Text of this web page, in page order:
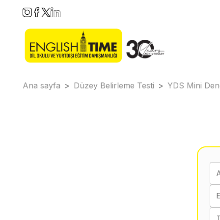
Ana sayfa > Düzey Belirleme Testi > YDS Mini